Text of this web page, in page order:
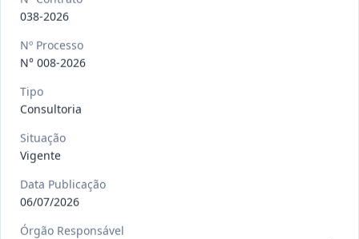
097-
Outros
098-2026
de
Serviços
Situação: Vigente
038-2026
Nº Processo
N° 008-2026
Tipo
Consultoria
Situação
Vigente
Data Publicação
06/07/2026
Órgão Responsável